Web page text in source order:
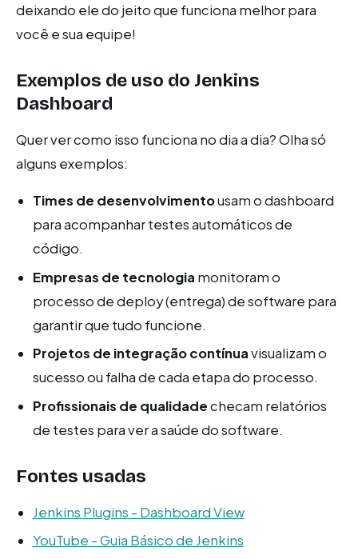
deixando ele do jeito que funciona melhor para
você e sua equipe!
Exemplos de uso do Jenkins
Dashboard
Quer ver como isso funciona no dia a dia? Olha só
alguns exemplos:
Times de desenvolvimentousam o dashboard
para acompanhar testes automáticos de
código.
Empresas de tecnologia monitoram o
processo de deploy (entrega) de software para
garantir que tudo funcione.
Projetos de integração contínuavisualizam o
sucesso ou falha de cada etapa do processo.
Profissionais de qualidadechecam relatórios
de testes para ver a saúde do software.
Fontes usadas
Jenkins Plugins - Dashboard View
YouTube - Guia Básico de Jenkins